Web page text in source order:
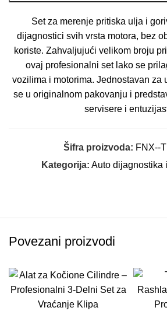
Set za merenje pritiska ulja i
dijagnostici svih vrsta motora, bez
koriste. Zahvaljujući velikom broju
ovaj profesionalni set lako se
vozilima i motorima. Jednostavan za
se u originalnom pakovanju i
servisere i
Šifra proizvoda: FNX--
Kategorija: Auto dijagnostika
Povezani proizvodi